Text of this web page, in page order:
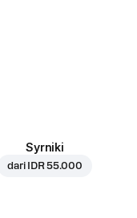
Syrniki
dari IDR 55.000